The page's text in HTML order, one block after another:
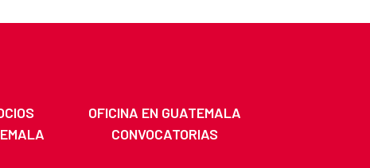
OFICINA EN GUATEMALA
CONVOCATORIAS